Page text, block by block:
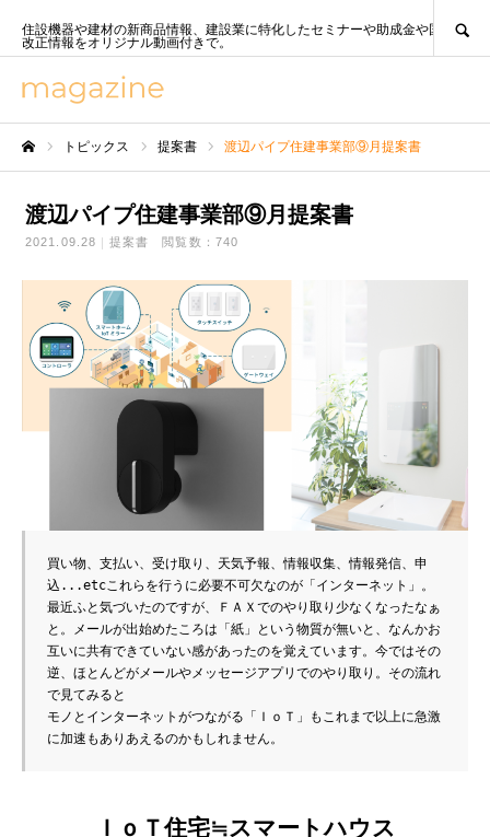
住設機器や建材の新商品情報、建設業に特化したセミナーや助成金や国策、法
改正情報をオリジナル動画付きで。
トピックス 提案書 渡辺パイプ住建事業部⑨月提案書
渡辺パイプ住建事業部⑨月提案書
2021.09.28 提案書 閲覧数：740
買い物、支払い、受け取り、天気予報、情報収集、情報発信、申
込...etcこれらを行うに必要不可欠なのが「インターネット」。
最近ふと気づいたのですが、ＦＡＸでのやり取り少なくなったなぁ
と。メールが出始めたころは「紙」という物質が無いと、なんかお
互いに共有できていない感があったのを覚えています。今ではその
逆、ほとんどがメールやメッセージアプリでのやり取り。その流れ
で見てみると
モノとインターネットがつながる「ＩｏＴ」もこれまで以上に急激
ＩｏＴ住宅≒スマートハウス